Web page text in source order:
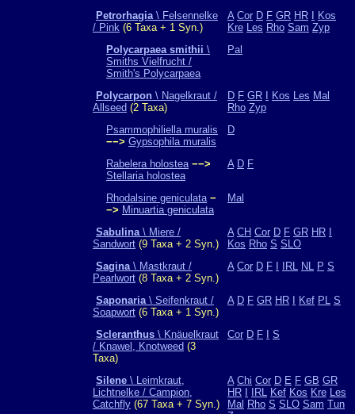
Petrorhagia\ Felsennelke
/ Pink (6 Taxa + 1 Syn.)
A Cor D F GR HR
Kos
Kre Les Rho Sam Zyp
Polycarpaea smithii \
Smiths Vielfrucht /
Smith's Polycarpaea
Pal
Polycarpon \ Nagelkraut /
Allseed (2 Taxa)
D F GR Kos Les Mal
Rho Zyp
Psammophiliella muralis
−−> Gypsophila muralis
D
Rabelera holostea −−>
Stellaria holostea
A D F
Rhodalsine geniculata −
−> Minuartia geniculata
Mal
Sabulina\ Miere /
Sandwort (9 Taxa + 2 Syn.)
A CH Cor D F GR HR
Kos Rho S SLO
Sagina\ Mastkraut /
Pearlwort (8 Taxa + 2 Syn.)
A Cor D F IRL NL P S
Saponaria\ Seifenkraut /
Soapwort (6 Taxa + 1 Syn.)
A D F GR HR Kef PL S
Scleranthus \ Knäuelkraut
/ Knawel, Knotweed (3
Taxa)
Cor D F S
Silene \ Leimkraut,
Lichtnelke / Campion,
Catchfly (67 Taxa + 7 Syn.)
A Chi Cor D E F GB GR
HR
IRL Kef Kos Kre Les
Mal Rho S SLO Sam Tun